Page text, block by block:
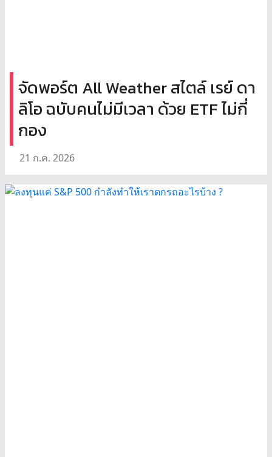
จัดพอร์ต All Weather สไตล์ เรย์ ดา
ลิโอ ฉบับคนไม่มีเวลา ด้วย ETF ไม่กี่
กอง
21 ก.ค. 2026